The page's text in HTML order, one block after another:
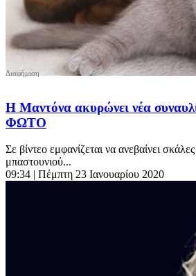
Η Μαντόνα ακυρώνει νέα
ΦΩΤΟ
Σε βίντεο εμφανίζεται να ανεβαίνει
μπαστουνιού...
09:34 | Πέμπτη 23 Ιανουαρίου 2020